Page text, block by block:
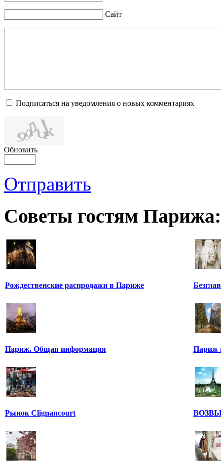
Сайт
Подписаться на уведомления о новых комментариях
Обновить
Отправить
Советы гостям Парижа:
Рождественские распродажи в Париже
Париж. Общая информация Париж
Рынок Clignancourt